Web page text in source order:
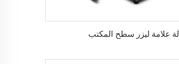
آلة علامة ليزر سطح المكتب